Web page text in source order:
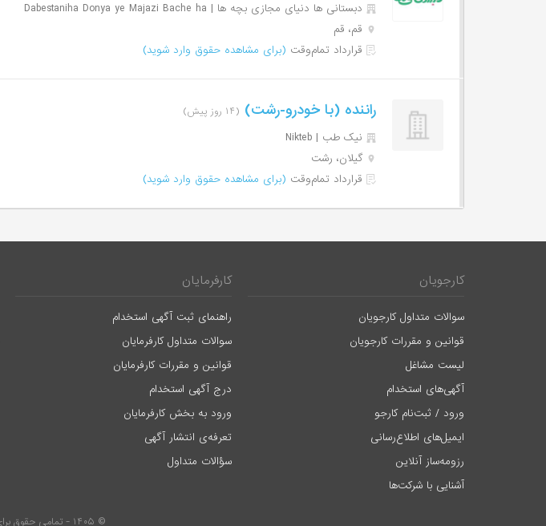
دبستانی ها دنیای مجازی بچه ها | Dabestaniha Donya ye Majazi Bache ha
قم، قم
قرارداد تمام‌وقت (برای مشاهده حقوق وارد شوید)
راننده (با خودرو-رشت) (۱۴ روز پیش)
نیک طب | Nikteb
گیلان، رشت
قرارداد تمام‌وقت (برای مشاهده حقوق وارد شوید)
کارجویان
سوالات متداول کارجویان
قوانین و مقررات کارجویان
لیست مشاغل
آگهی‌های استخدام
ورود / ثبت‌نام کارجو
ایمیل‌های اطلاع‌رسانی
رزومه‌ساز آنلاین
آشنایی با شرکت‌ها
کارفرمایان
راهنمای ثبت آگهی استخدام
سوالات متداول کارفرمایان
قوانین و مقررات کارفرمایان
درج آگهی استخدام
ورود به بخش کارفرمایان
تعرفه‌ی انتشار آگهی
سؤالات متداول
© ۱۴۰۵ - تمامی حقوق برای جابینجا محفوظ است.